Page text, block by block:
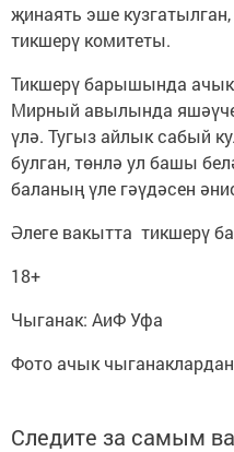
җинаять эше
тикшерү комитеты.
Тикшерү барышында
Мирный авылында
үлә. Тугыз айлык сабый
булган, төнлә ул башы
баланың үле гәүдәсен
Әлеге вакытта тикшерү
18+
Чыганак: АиФ Уфа
Фото ачык чыганаклардан
Следите за самым